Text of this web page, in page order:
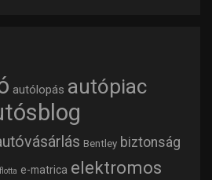
autólopás autópiac
Bentley biztonság
e-matrica elektromos